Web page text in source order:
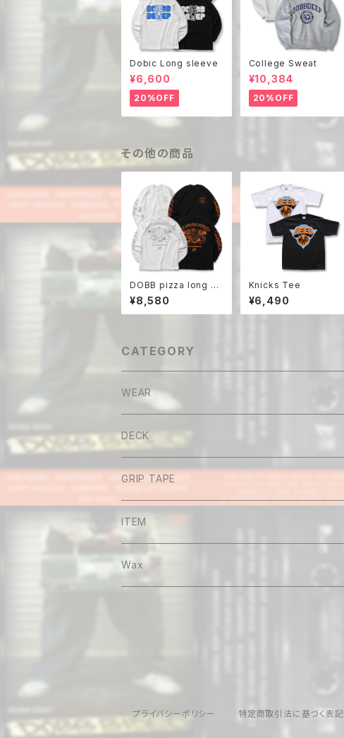
Dobic Long sleeve
¥6,600
20%OFF
College Sweat
¥10,384
20%OFF
その他の商品
DOBB pizza long sl
eeve
¥8,580
Knicks Tee
¥6,490
CATEGORY
WEAR
Tee
Long sleeve
Shirt
Hoodie
Cap&Beenie
DECK
GRIP TAPE
ITEM
Wax
プライバシーポリシー 特定商取引法に基づく表記